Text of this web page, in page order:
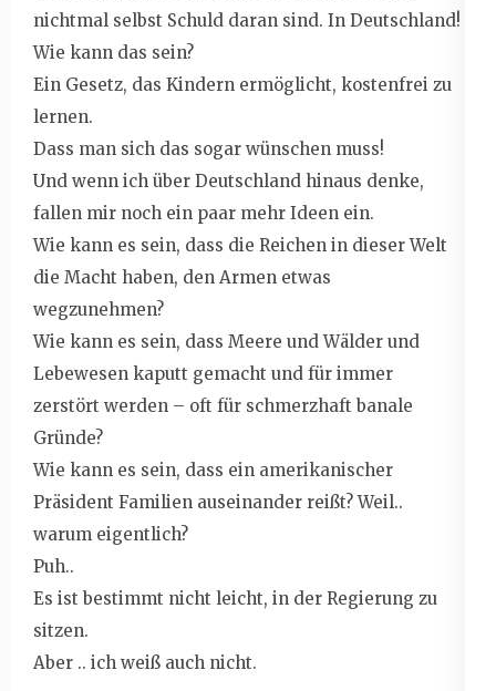
nichtmal selbst Schuld daran sind. In Deutschland!
Wie kann das sein?
Ein Gesetz, das Kindern ermöglicht, kostenfrei zu
lernen.
Dass man sich das sogar wünschen muss!
Und wenn ich über Deutschland hinaus denke,
fallen mir noch ein paar mehr Ideen ein.
Wie kann es sein, dass die Reichen in dieser Welt
die Macht haben, den Armen etwas
wegzunehmen?
Wie kann es sein, dass Meere und Wälder und
Lebewesen kaputt gemacht und für immer
zerstört werden – oft für schmerzhaft banale
Gründe?
Wie kann es sein, dass ein amerikanischer
Präsident Familien auseinander reißt? Weil..
warum eigentlich?
Puh..
Es ist bestimmt nicht leicht, in der Regierung zu
sitzen.
Aber .. ich weiß auch nicht.